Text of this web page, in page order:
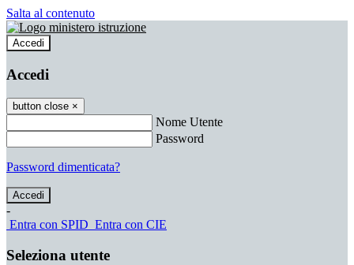
Salta al contenuto
Accedi
Accedi
button close ×
Nome Utente
Password
Password dimenticata?
-
Entra con SPID Entra con CIE
Seleziona utente